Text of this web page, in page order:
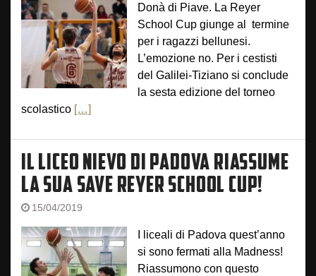
Donà di Piave. La Reyer
School Cup giunge al termine
per i ragazzi bellunesi.
L’emozione no. Per i cestisti
del Galilei-Tiziano si conclude
la sesta edizione del torneo
scolastico […]
IL LICEO NIEVO DI PADOVA RIASSUME
LA SUA SAVE REYER SCHOOL CUP!
15/04/2019
I liceali di Padova quest’anno
si sono fermati alla Madness!
Riassumono con questo